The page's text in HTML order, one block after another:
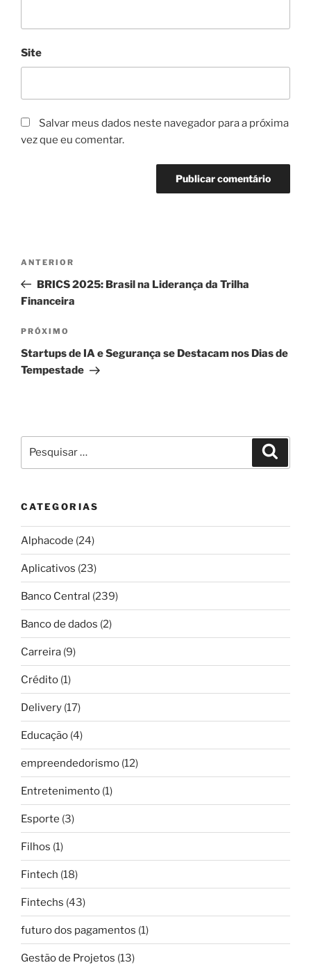
Site
Salvar meus dados neste navegador para a próxima
vez que eu comentar.
Post
Post
anterior
ANTERIOR
BRICS 2025: Brasil na Liderança da Trilha
Financeira
Próximo
post
PRÓXIMO
Startups de IA e Segurança se Destacam nos Dias de
Tempestade
por:
CATEGORIAS
Alphacode (24)
Aplicativos (23)
Banco Central (239)
Banco de dados (2)
Carreira (9)
Crédito (1)
Delivery (17)
Educação (4)
empreendedorismo (12)
Entretenimento (1)
Esporte (3)
Filhos (1)
Fintech (18)
Fintechs (43)
futuro dos pagamentos (1)
Gestão de Projetos (13)